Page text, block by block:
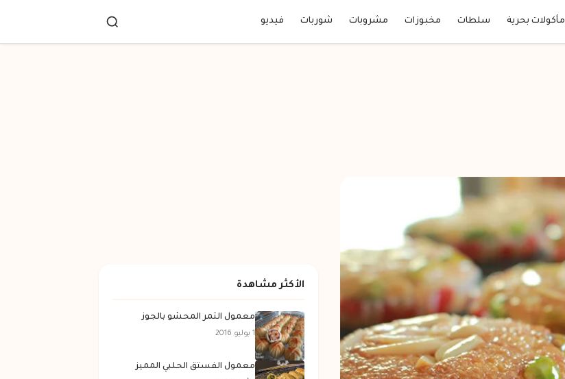
مأكولات بحرية سلطات مخبوزات مشروبات شوربات فيديو
الأكثر مشاهدة
معمول التمر المحشو بالجوز
1 يوليو 2016
معمول الفستق الحلبي المميز